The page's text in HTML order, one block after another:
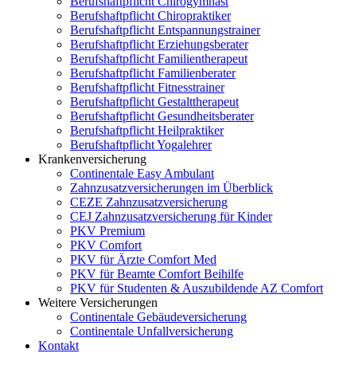
Berufshaftpflicht Chiropraktiker
Berufshaftpflicht Entspannungstrainer
Berufshaftpflicht Erziehungsberater
Berufshaftpflicht Familientherapeut
Berufshaftpflicht Familienberater
Berufshaftpflicht Fitnesstrainer
Berufshaftpflicht Gestalttherapeut
Berufshaftpflicht Gesundheitsberater
Berufshaftpflicht Heilpraktiker
Berufshaftpflicht Yogalehrer
Krankenversicherung
Continentale Easy Ambulant
Zahnzusatzversicherungen im Überblick
CEZE Zahnzusatzversicherung
CEJ Zahnzusatzversicherung für Kinder
PKV Premium
PKV Comfort
PKV für Ärzte Comfort Med
PKV für Beamte Comfort Beihilfe
PKV für Studenten & Auszubildende AZ Comfort
Weitere Versicherungen
Continentale Gebäudeversicherung
Continentale Unfallversicherung
Kontakt